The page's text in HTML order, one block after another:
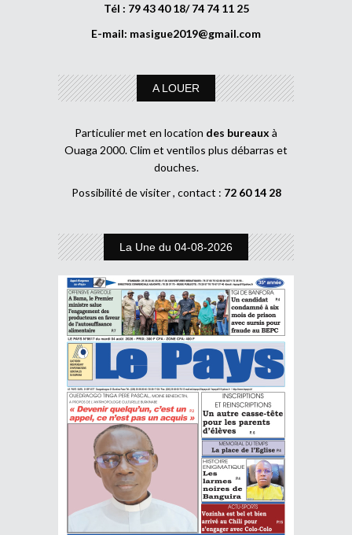
Tél : 79 43 40 18/ 74 74 11 25
E-mail: masigue2019@gmail.com
A LOUER
Particulier met en location des bureaux à
Ouaga 2000. Clim et ventilos plus débarras et
douches.
Possibilité de visiter , contact : 72 60 14 28
La Une du 04-08-2026